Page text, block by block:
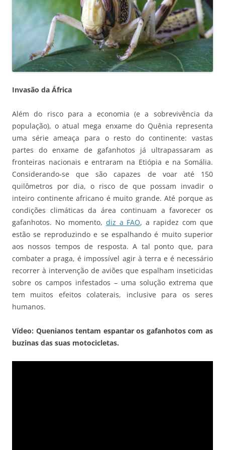
Invasão da África
Além do risco para a economia (e a sobrevivência da
população), o atual mega enxame do Quênia representa
uma série ameaça para o resto do continente: vastas
partes do enxame de gafanhotos já ultrapassaram as
fronteiras nacionais e entraram na Etiópia e na Somália.
Considerando-se que são capazes de voar até 150
quilômetros por dia, o risco de que possam invadir o
inteiro continente africano é muito grande. Até porque as
condições climáticas da área continuam a favorecer os
gafanhotos. No momento, diz a FAO, a rapidez com que
estão se reproduzindo e se espalhando é muito superior
aos nossos tempos de resposta. A tal ponto que, para
combater a praga, é impossível agir à terra e é necessário
recorrer à intervenção de aviões que espalham inseticidas
sobre os campos infestados – uma solução extrema que
tem muitos efeitos colaterais, inclusive para os seres
humanos.
Vídeo: Quenianos tentam espantar os gafanhotos com as
buzinas das suas motocicletas.